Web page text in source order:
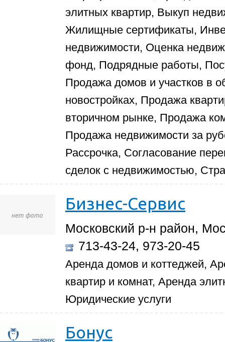
элитных квартир, Выкуп
Жилищные сертификаты,
недвижимости, Оценка
фонд, Подрядные работы,
Продажа домов и участков в
новостройках, Продажа
вторичном рынке, Продажа
Продажа недвижимости за
Рассрочка, Согласование
сделок с недвижимостью,
Бизнес-Сервис
Московский р-н район,
713-43-24, 973-20-45
Аренда домов и коттеджей,
квартир и комнат, Аренда
Юридические услуги
Бонус